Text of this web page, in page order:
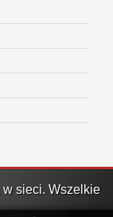
sieci. Wszelkie